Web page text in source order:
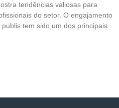
tendências valiosas para
do setor. O engajamento
tem sido um dos principais